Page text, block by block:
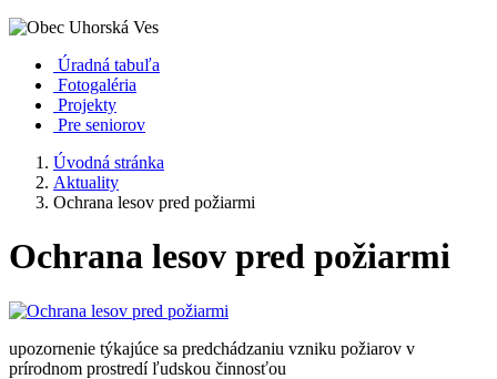
Úradná tabuľa
Fotogaléria
Projekty
Pre seniorov
Úvodná stránka
Aktuality
Ochrana lesov pred požiarmi
Ochrana lesov pred požiarmi
upozornenie týkajúce sa predchádzaniu vzniku požiarov v
prírodnom prostredí ľudskou činnosťou